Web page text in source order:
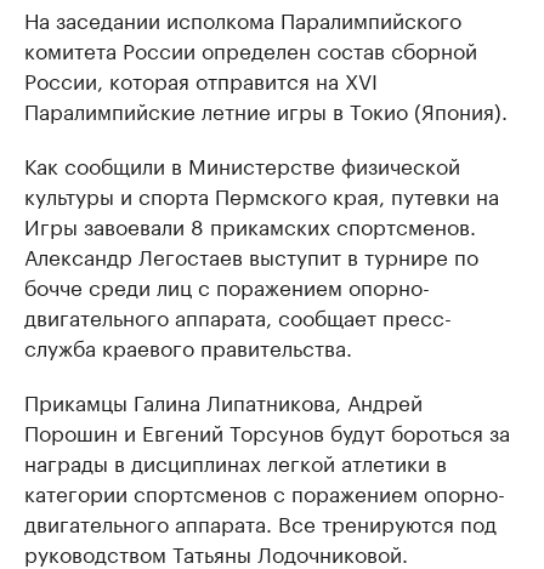
На заседании исполкома Паралимпийского
комитета России определен состав сборной
России, которая отправится на XVI
Паралимпийские летние игры в Токио (Япония).
Как сообщили в Министерстве физической
культуры и спорта Пермского края, путевки на
Игры завоевали 8 прикамских спортсменов.
Александр Легостаев выступит в турнире по
бочче среди лиц с поражением опорно-
двигательного аппарата, сообщает пресс-
служба краевого правительства.
Прикамцы Галина Липатникова, Андрей
Порошин и Евгений Торсунов будут бороться за
награды в дисциплинах легкой атлетики в
категории спортсменов с поражением опорно-
двигательного аппарата. Все тренируются под
руководством Татьяны Лодочниковой.